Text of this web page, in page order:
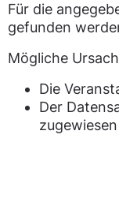
Für die
gefunden
Mögliche
Die
Der
zugewiesen